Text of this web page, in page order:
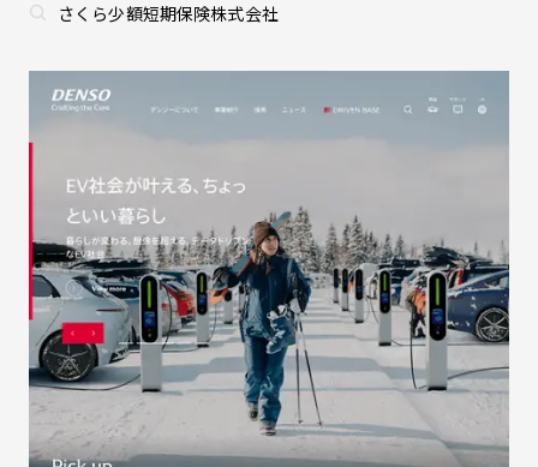
さくら少額短期保険株式会社